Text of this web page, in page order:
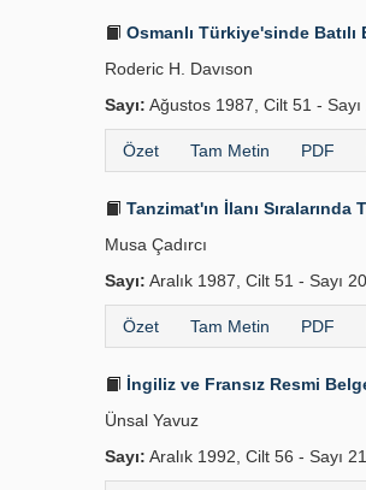
Osmanlı Türkiye'sinde Batılı
Roderic H. Davıson
Sayı: Ağustos 1987, Cilt 51 - Sayı
Özet Tam Metin PDF
Tanzimat'ın İlanı
Musa Çadırcı
Sayı: Aralık 1987, Cilt 51 - Sayı
Özet Tam Metin PDF
İngiliz ve Fransız Resmi
Ünsal Yavuz
Sayı: Aralık 1992, Cilt 56 - Sayı